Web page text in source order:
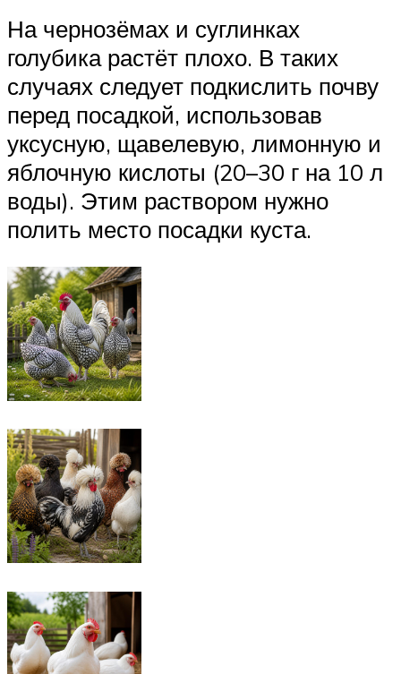
На чернозёмах и суглинках
голубика растёт плохо. В таких
случаях следует подкислить почву
перед посадкой, использовав
уксусную, щавелевую, лимонную и
яблочную кислоты (20–30 г на 10 л
воды). Этим раствором нужно
полить место посадки куста.